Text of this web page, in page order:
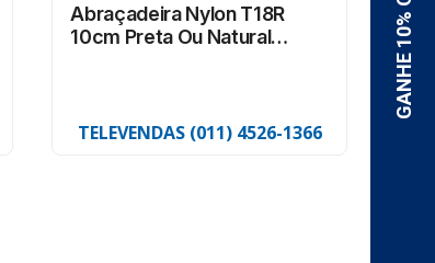
Abraçadeira Nylon T18R
10cm Preta Ou Natural
TELEVENDAS (011) 4526-1366
De
R$